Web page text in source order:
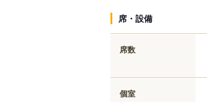
席・設備
席数
個室